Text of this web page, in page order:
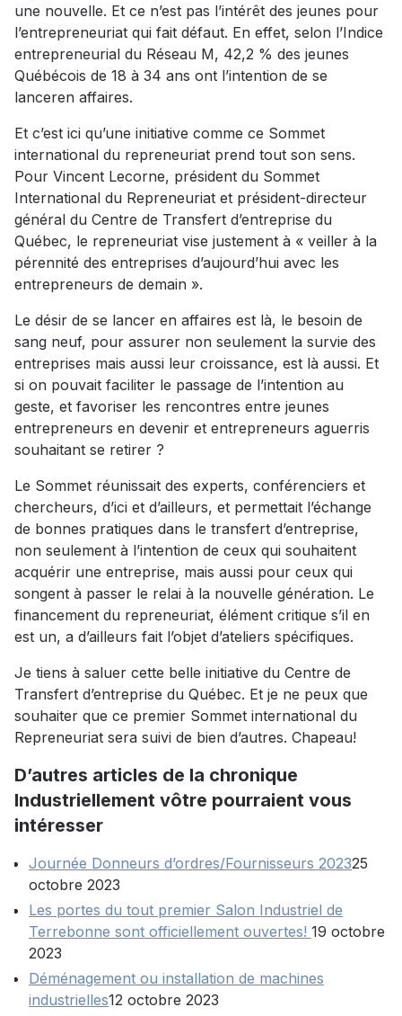
une nouvelle. Et ce n’est pas l’intérêt des jeunes pour
l’entrepreneuriat qui fait défaut. En effet, selon l’Indice
entrepreneurial du Réseau M, 42,2 % des jeunes
Québécois de 18 à 34 ans ont l’intention de se
lanceren affaires.
Et c’est ici qu’une initiative comme ce Sommet
international du repreneuriat prend tout son sens.
Pour Vincent Lecorne, président du Sommet
International du Repreneuriat et président-directeur
général du Centre de Transfert d’entreprise du
Québec, le repreneuriat vise justement à « veiller à la
pérennité des entreprises d’aujourd’hui avec les
entrepreneurs de demain ».
Le désir de se lancer en affaires est là, le besoin de
sang neuf, pour assurer non seulement la survie des
entreprises mais aussi leur croissance, est là aussi. Et
si on pouvait faciliter le passage de l’intention au
geste, et favoriser les rencontres entre jeunes
entrepreneurs en devenir et entrepreneurs aguerris
souhaitant se retirer ?
Le Sommet réunissait des experts, conférenciers et
chercheurs, d’ici et d’ailleurs, et permettait l’échange
de bonnes pratiques dans le transfert d’entreprise,
non seulement à l’intention de ceux qui souhaitent
acquérir une entreprise, mais aussi pour ceux qui
songent à passer le relai à la nouvelle génération. Le
financement du repreneuriat, élément critique s’il en
est un, a d’ailleurs fait l’objet d’ateliers spécifiques.
Je tiens à saluer cette belle initiative du Centre de
Transfert d’entreprise du Québec. Et je ne peux que
souhaiter que ce premier Sommet international du
Repreneuriat sera suivi de bien d’autres. Chapeau!
D’autres articles de la chronique
Industriellement vôtre pourraient vous
intéresser
Journée Donneurs d’ordres/Fournisseurs 202325
octobre 2023
Les portes du tout premier Salon Industriel de
Terrebonne sont officiellement ouvertes! 19 octobre
2023
Déménagement ou installation de machines
industrielles12 octobre 2023